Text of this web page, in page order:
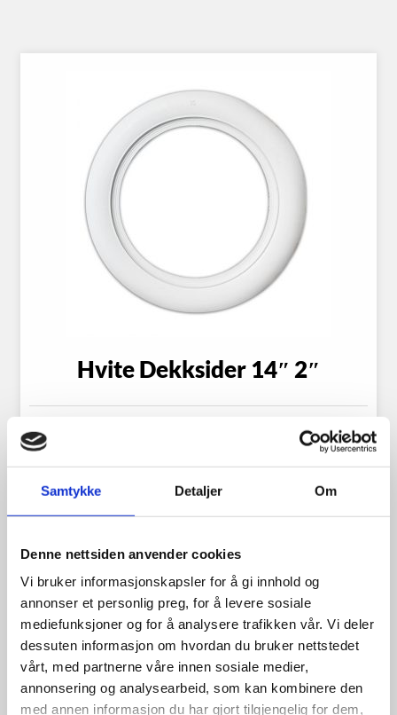
Samtykke Detaljer Om
Denne nettsiden anvender cookies
Vi bruker informasjonskapsler for å gi innhold og
annonser et personlig preg, for å levere sosiale
mediefunksjoner og for å analysere trafikken vår. Vi deler
dessuten informasjon om hvordan du bruker nettstedet
vårt, med partnerne våre innen sosiale medier,
annonsering og analysearbeid, som kan kombinere den
med annen informasjon du har gjort tilgjengelig for dem,
Hvite Dekksider 14″ 2″
kr1,198.00